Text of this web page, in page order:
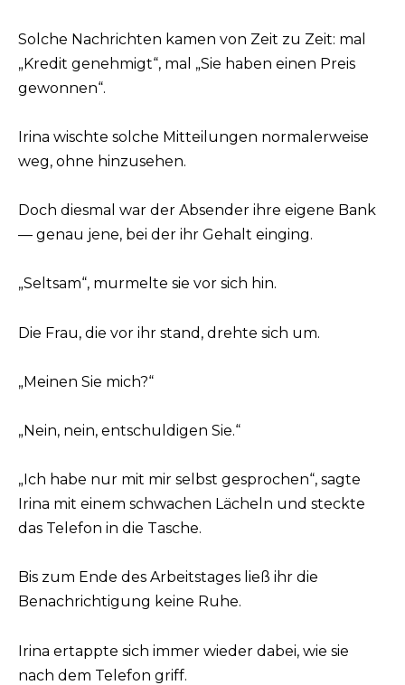
Solche Nachrichten kamen von Zeit zu Zeit: mal
„Kredit genehmigt“, mal „Sie haben einen Preis
gewonnen“.
Irina wischte solche Mitteilungen normalerweise
weg, ohne hinzusehen.
Doch diesmal war der Absender ihre eigene Bank
— genau jene, bei der ihr Gehalt einging.
„Seltsam“, murmelte sie vor sich hin.
Die Frau, die vor ihr stand, drehte sich um.
„Meinen Sie mich?“
„Nein, nein, entschuldigen Sie.“
„Ich habe nur mit mir selbst gesprochen“, sagte
Irina mit einem schwachen Lächeln und steckte
das Telefon in die Tasche.
Bis zum Ende des Arbeitstages ließ ihr die
Benachrichtigung keine Ruhe.
Irina ertappte sich immer wieder dabei, wie sie
nach dem Telefon griff.